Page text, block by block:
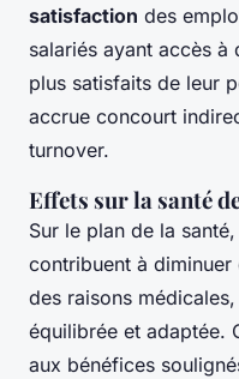
satisfaction des
salariés ayant accès à
plus satisfaits de leur
accrue concourt
turnover.
Effets sur la santé
Sur le plan de la
contribuent à diminuer
des raisons
équilibrée et adaptée.
aux bénéfices